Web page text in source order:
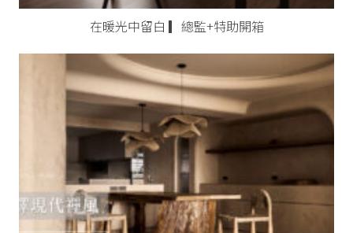
在暖光中留白 ▎總監+特助開箱